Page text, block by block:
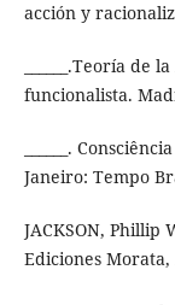
acción y
______.Teoría
funcionalista.
______.
Janeiro: Tempo
JACKSON, Phillip
Ediciones Morata,